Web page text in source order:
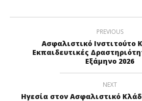
PREVIOUS
Ασφαλιστικό Ινστιτούτο
Εκπαιδευτικές
Εξάμηνο 2026
NEXT
Ηγεσία στον Ασφαλιστικό